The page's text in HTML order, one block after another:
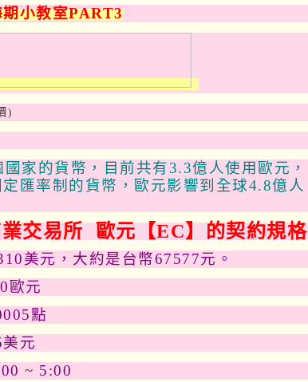
小教室PART3
)
家的貨幣，目前共有3.3億人使用歐元，
匯率制的貨幣，歐元影響到全球4.8億人
交易所 歐元【EC】的契約規格
美元，大約是台幣67577元。
歐元
點
元
~ 5:00